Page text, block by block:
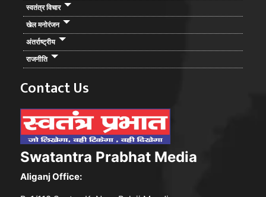
स्वतंत्र विचार
खेल मनोरंजन
अंतर्राष्ट्रीय
राजनीति
Contact Us
Swatantra Prabhat Media
Aliganj Office: